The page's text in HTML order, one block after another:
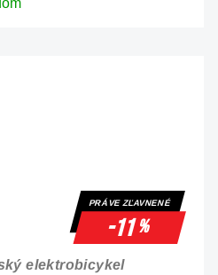
PRÁVE ZĽAVNENÉ
-11%
elektrobicykel